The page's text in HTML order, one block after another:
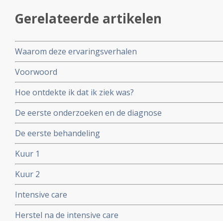
Gerelateerde artikelen
Waarom deze ervaringsverhalen
Voorwoord
Hoe ontdekte ik dat ik ziek was?
De eerste onderzoeken en de diagnose
De eerste behandeling
Kuur 1
Kuur 2
Intensive care
Herstel na de intensive care